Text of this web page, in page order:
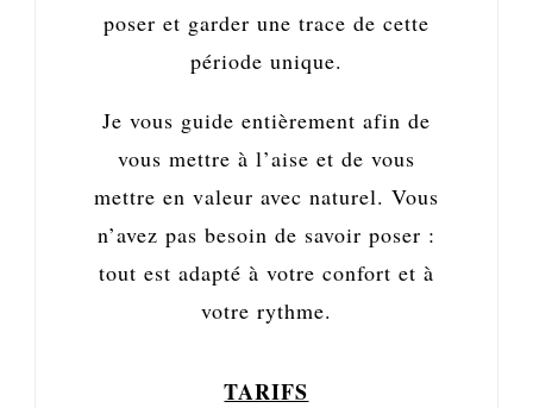
poser et garder une trace de cette
période unique.
Je vous guide entièrement afin de
vous mettre à l’aise et de vous
mettre en valeur avec naturel. Vous
n’avez pas besoin de savoir poser :
tout est adapté à votre confort et à
votre rythme.
TARIFS